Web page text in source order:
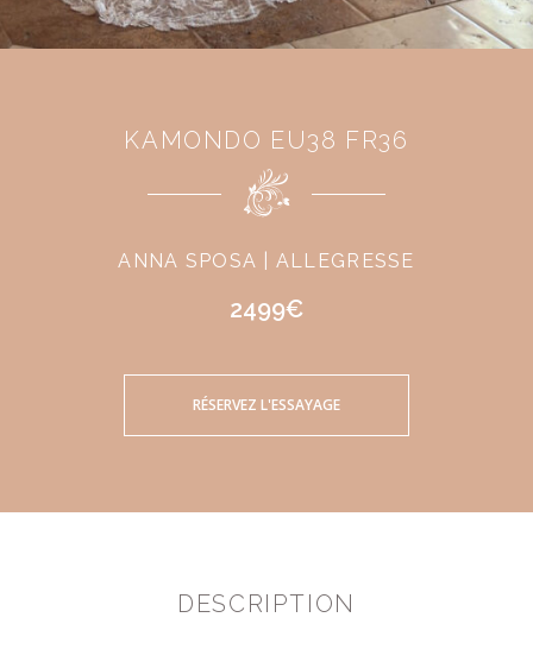
KAMONDO EU38 FR36
ANNA SPOSA | ALLEGRESSE
2499€
RÉSERVEZ L'ESSAYAGE
DESCRIPTION